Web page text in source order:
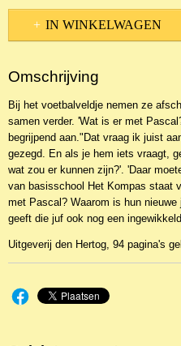
IN WINKELWAGEN
Omschrijving
Bij het voetbalveldje nemen ze
samen verder. 'Wat is er met
begrijpend aan."Dat vraag ik juist
gezegd. En als je hem iets vraagt,
wat zou er kunnen zijn?'. 'Daar
van basisschool Het Kompas staat
met Pascal? Waarom is hun
geeft die juf ook nog een
Uitgeverij den Hertog, 94 pagina's